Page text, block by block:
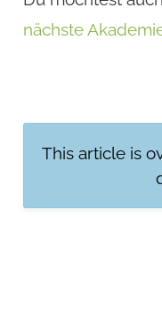
nächste
This article is